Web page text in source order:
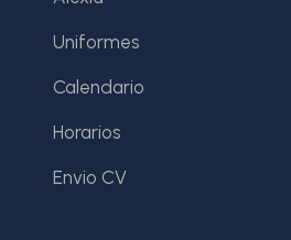
Uniformes
Calendario
Horarios
Envio CV